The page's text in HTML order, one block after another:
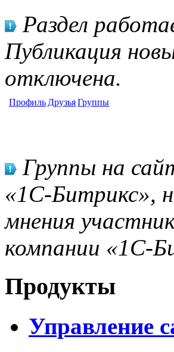
Раздел
Публикация
отключена.
Профиль ДрузьяГруппы
Группы на
«1С-Битрикс»,
мнения
компании «1С-
Продукты
Управление